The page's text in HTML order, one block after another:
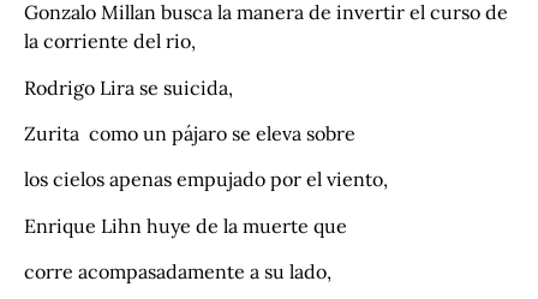
Gonzalo Millan busca la manera de invertir el curso de
la corriente del rio,
Rodrigo Lira se suicida,
Zurita como un pájaro se eleva sobre
los cielos apenas empujado por el viento,
Enrique Lihn huye de la muerte que
corre acompasadamente a su lado,